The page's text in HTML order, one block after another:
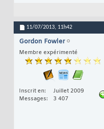
11/07/2013, 11h42
Gordon Fowler
Membre expérimenté
Inscrit en
Juillet 2009
Messages
3 407